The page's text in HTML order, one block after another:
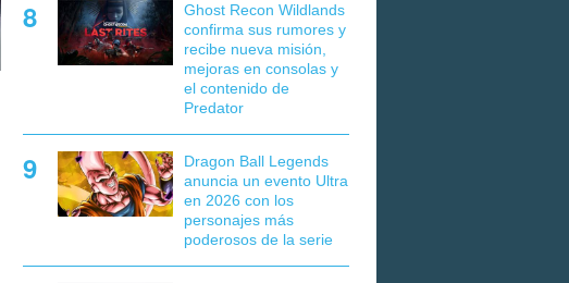
Ghost Recon Wildlands
confirma sus rumores y
recibe nueva misión,
mejoras en consolas y
el contenido de
Predator
Dragon Ball Legends
anuncia un evento Ultra
en 2026 con los
personajes más
poderosos de la serie